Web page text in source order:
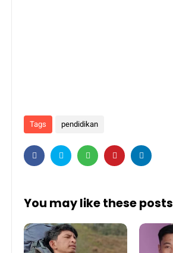
Tags pendidikan
You may like these posts